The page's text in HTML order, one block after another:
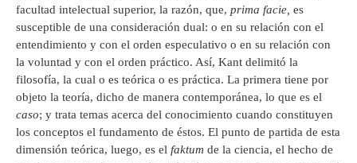
facultad intelectual superior, la razón, que, prima facie, es
susceptible de una consideración dual: o en su relación con el
entendimiento y con el orden especulativo o en su relación con
la voluntad y con el orden práctico. Así, Kant delimitó la
filosofía, la cual o es teórica o es práctica. La primera tiene por
objeto la teoría, dicho de manera contemporánea, lo que es el
caso; y trata temas acerca del conocimiento cuando constituyen
los conceptos el fundamento de éstos. El punto de partida de esta
dimensión teórica, luego, es el faktum de la ciencia, el hecho de